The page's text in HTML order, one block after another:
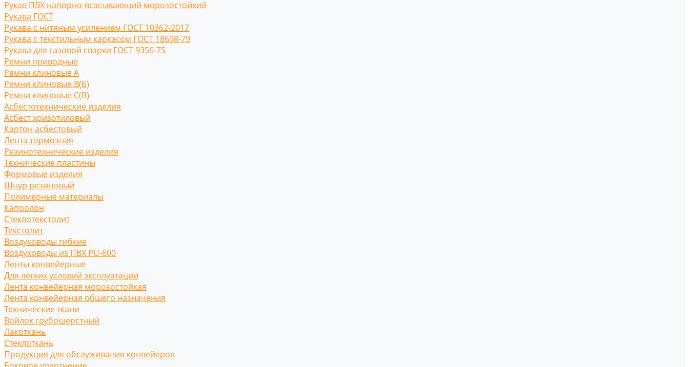
Рукав ПВХ напорно-всасывающий морозостойкий
Рукава ГОСТ
Рукава с нитяным усилением ГОСТ 10362-2017
Рукава с текстильным каркасом ГОСТ 18698-79
Рукава для газовой сварки ГОСТ 9356-75
Ремни приводные
Ремни клиновые A
Ремни клиновые В(Б)
Ремни клиновые С(B)
Асбестотехнические изделия
Асбест хризотиловый
Картон асбестовый
Лента тормозная
Резинотехнические изделия
Технические пластины
Формовые изделия
Шнур резиновый
Полимерные материалы
Капролон
Стеклотекстолит
Текстолит
Воздуховоды гибкие
Воздуховоды из ПВХ PU-600
Ленты конвейерные
Для легких условий эксплуатации
Лента конвейерная морозостойкая
Лента конвейерная общего назначения
Технические ткани
Войлок грубошерстный
Лакоткань
Стеклоткань
Продукция для обслуживания конвейеров